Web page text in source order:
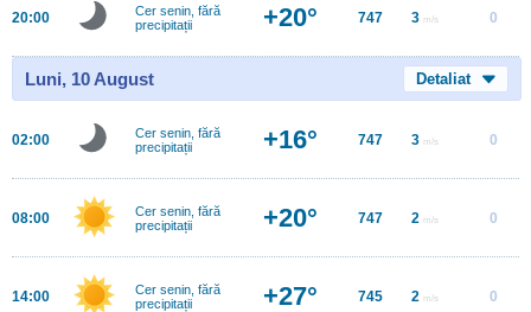
20:00
Cer senin, fără
precipitații
+20° 747 3 m/s 0
Luni, 10 August Detaliat
02:00
Cer senin, fără
precipitații
+16° 747 3 m/s 0
08:00
Cer senin, fără
precipitații
+20° 747 2 m/s 0
14:00
Cer senin, fără
precipitații
+27° 745 2 m/s 0